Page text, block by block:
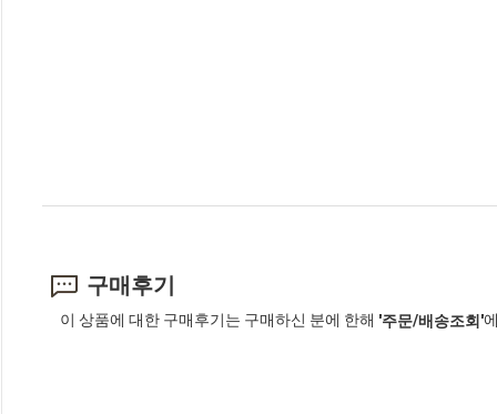
구매후기
이 상품에 대한 구매후기는 구매하신 분에 한해 '주문/배송조회'